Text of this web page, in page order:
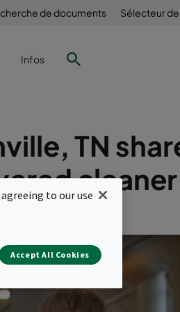
de documents Sélecteur
Infos
TN
to our use
Accept All Cookies